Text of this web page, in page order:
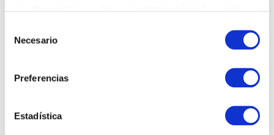
Necesario
Preferencias
Estadística